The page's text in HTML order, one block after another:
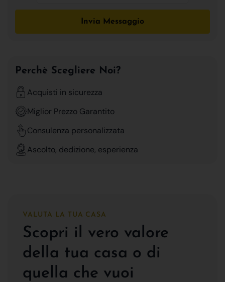
Invia Messaggio
Perchè Scegliere Noi?
Acquisti in sicurezza
Miglior Prezzo Garantito
Consulenza personalizzata
Ascolto, dedizione, esperienza
VALUTA LA TUA CASA
Scopri il vero valore
della tua casa o di
quella che vuoi